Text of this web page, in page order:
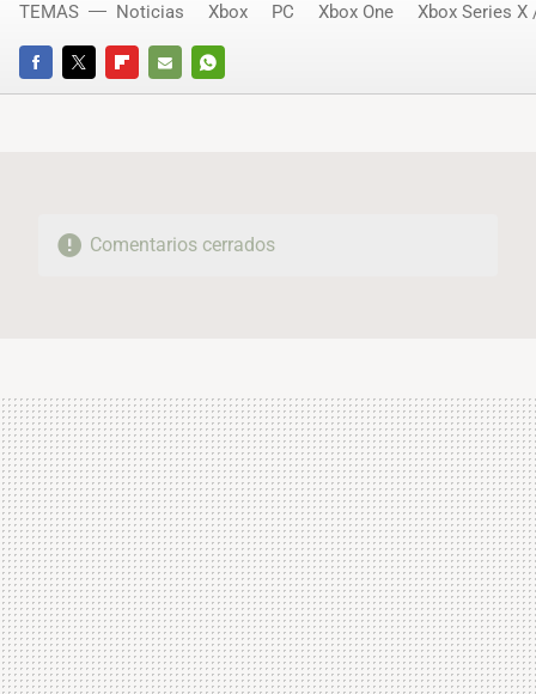
FACEBOOKTWITTERFLIPBOARD
E-
WHATSAPP
TEMAS Noticias Xbox PC Xbox One Xbox Series X
Comentarios cerrados